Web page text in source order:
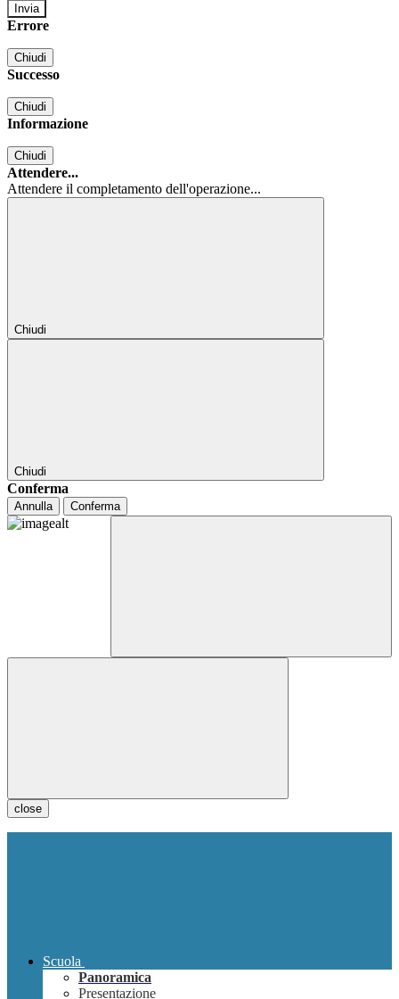
Errore
Chiudi
Successo
Chiudi
Informazione
Chiudi
Attendere...
Attendere il completamento dell'operazione...
Chiudi
Chiudi
Conferma
Annulla Conferma
close
Scuola
Panoramica
Presentazione